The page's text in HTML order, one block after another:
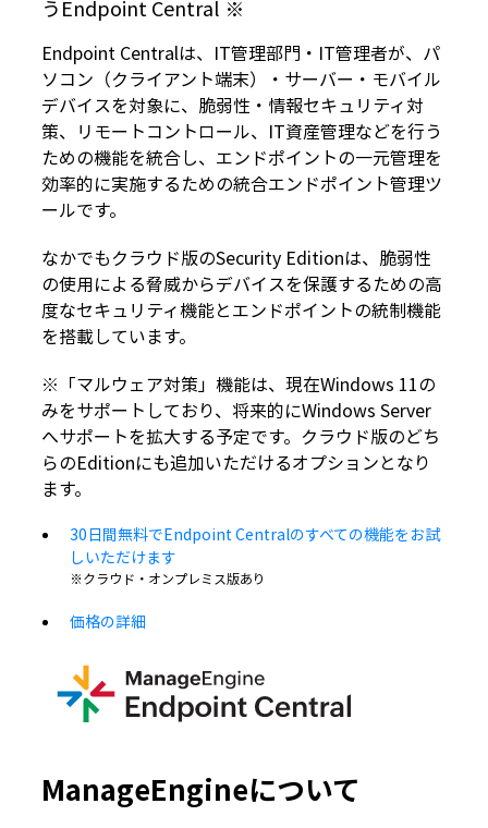
うEndpoint Central ※
Endpoint Centralは、IT管理部門・IT管理者が、パ
ソコン（クライアント端末）・サーバー・モバイル
デバイスを対象に、脆弱性・情報セキュリティ対
策、リモートコントロール、IT資産管理などを行う
ための機能を統合し、エンドポイントの一元管理を
効率的に実施するための統合エンドポイント管理ツ
ールです。
なかでもクラウド版のSecurity Editionは、脆弱性
の使用による脅威からデバイスを保護するための高
度なセキュリティ機能とエンドポイントの統制機能
を搭載しています。
※「マルウェア対策」機能は、現在Windows 11の
みをサポートしており、将来的にWindows Server
へサポートを拡大する予定です。クラウド版のどち
らのEditionにも追加いただけるオプションとなり
ます。
30日間無料でEndpoint Centralのすべての機能をお試
しいただけます
※クラウド・オンプレミス版あり
価格の詳細
ManageEngineについて